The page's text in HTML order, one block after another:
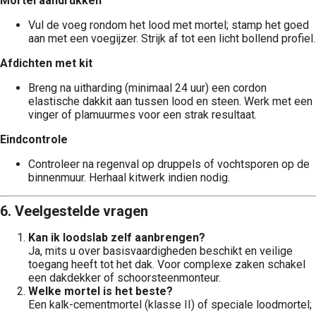
Vul de voeg rondom het lood met mortel; stamp het goed
aan met een voegijzer. Strijk af tot een licht bollend profiel.
Afdichten met kit
Breng na uitharding (minimaal 24 uur) een cordon
elastische dakkit aan tussen lood en steen. Werk met een
vinger of plamuurmes voor een strak resultaat.
Eindcontrole
Controleer na regenval op druppels of vochtsporen op de
binnenmuur. Herhaal kitwerk indien nodig.
6. Veelgestelde vragen
Kan ik loodslab zelf aanbrengen?
Ja, mits u over basisvaardigheden beschikt en veilige
toegang heeft tot het dak. Voor complexe zaken schakel
een dakdekker of schoorsteenmonteur.
Welke mortel is het beste?
Een kalk-cementmortel (klasse II) of speciale loodmortel;